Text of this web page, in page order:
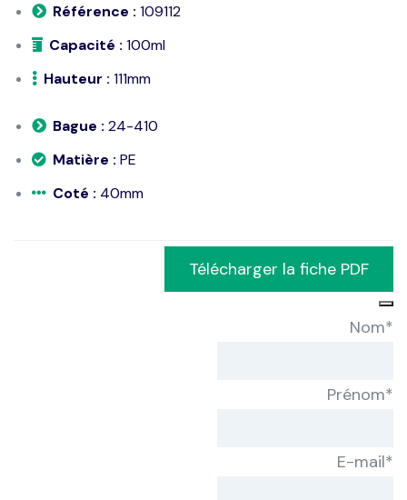
Référence : 109112
Capacité : 100ml
Hauteur : 111mm
Bague : 24-410
Matière : PE
Coté : 40mm
Télécharger la fiche PDF
Nom*
Prénom*
E-mail*